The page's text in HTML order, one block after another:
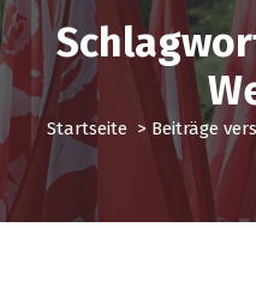
s
p
r
n
g
n
Startseite > Beiträge